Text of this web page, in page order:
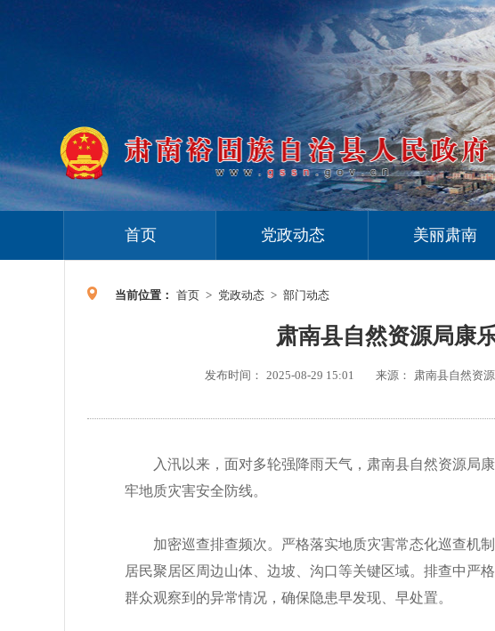
首页 党政动态 美丽肃南
当前位置： 首页 > 党政动态 > 部门动态
肃南县自然资源局康
发布时间： 2025-08-29 15:01 来源： 肃南县自然资
入汛以来，面对多轮强降雨天气，肃南县自然资源局
牢地质灾害安全防线。
加密巡查排查频次。 严格落实地质灾害常态化巡查机制
居民聚居区周边山体、边坡、沟口等关键区域。排查中严
群众观察到的异常情况，确保隐患早发现、早处置。